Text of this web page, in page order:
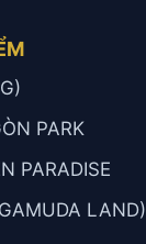
PARK
PARADISE
LAND)